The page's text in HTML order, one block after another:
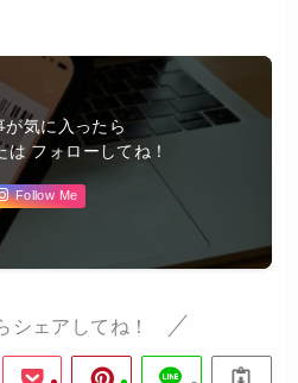
が気に入ったら
は フォローしてね！
Follow Me
シェアしてね！